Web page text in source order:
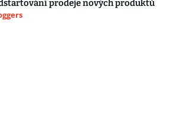
prodeje nových produktů